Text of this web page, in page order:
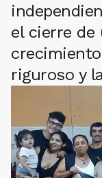
el cierre de
riguroso y